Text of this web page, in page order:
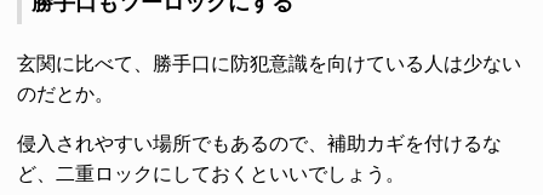
玄関に比べて、勝手口に防犯意識を向けている人は少ない
のだとか。
侵入されやすい場所でもあるので、補助カギを付けるな
ど、二重ロックにしておくといいでしょう。